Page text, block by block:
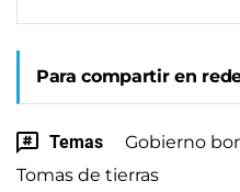
Para compartir en
Temas
Gobierno
Tomas de tierras